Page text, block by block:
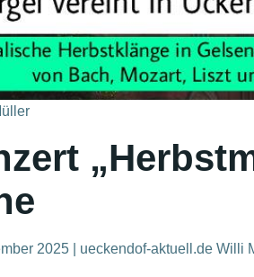
2025 | ueckendof-aktuell.de Willi